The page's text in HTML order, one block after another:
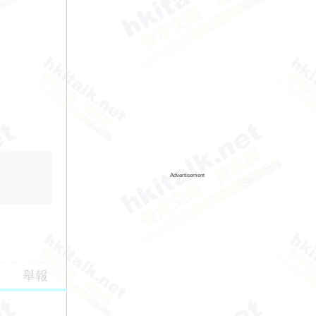
舉報
Advertisement